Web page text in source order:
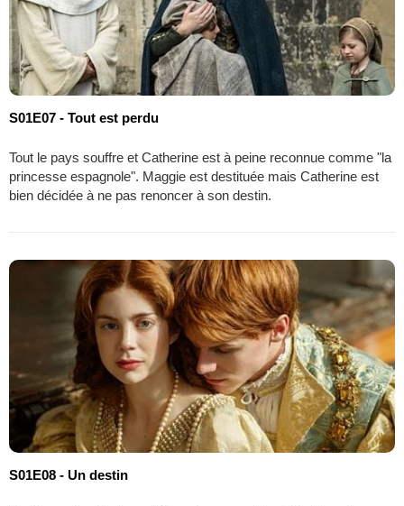
S01E07 - Tout est perdu
Tout le pays souffre et Catherine est à peine reconnue comme "la
princesse espagnole". Maggie est destituée mais Catherine est
bien décidée à ne pas renoncer à son destin.
S01E08 - Un destin